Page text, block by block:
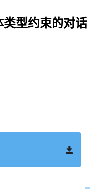
类型约束的对话